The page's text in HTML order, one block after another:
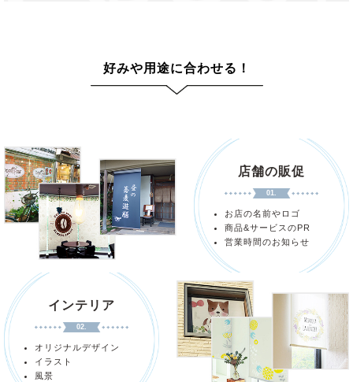
好みや用途に合わせる！
店舗の販促
01.
お店の名前やロゴ
商品&サービスのPR
営業時間のお知らせ
インテリア
02.
オリジナルデザイン
イラスト
風景